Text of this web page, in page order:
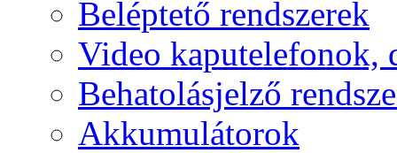
Beléptető rendszerek
Video kaputelefonok,
Behatolásjelző
Akkumulátorok